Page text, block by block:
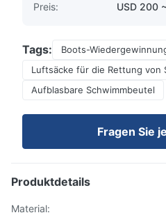
Preis:
USD 200
Tags:
Boots-
Luftsäcke für die Rettung von
Aufblasbare Schwimmbeutel
Fragen Sie
Produktdetails
Material: